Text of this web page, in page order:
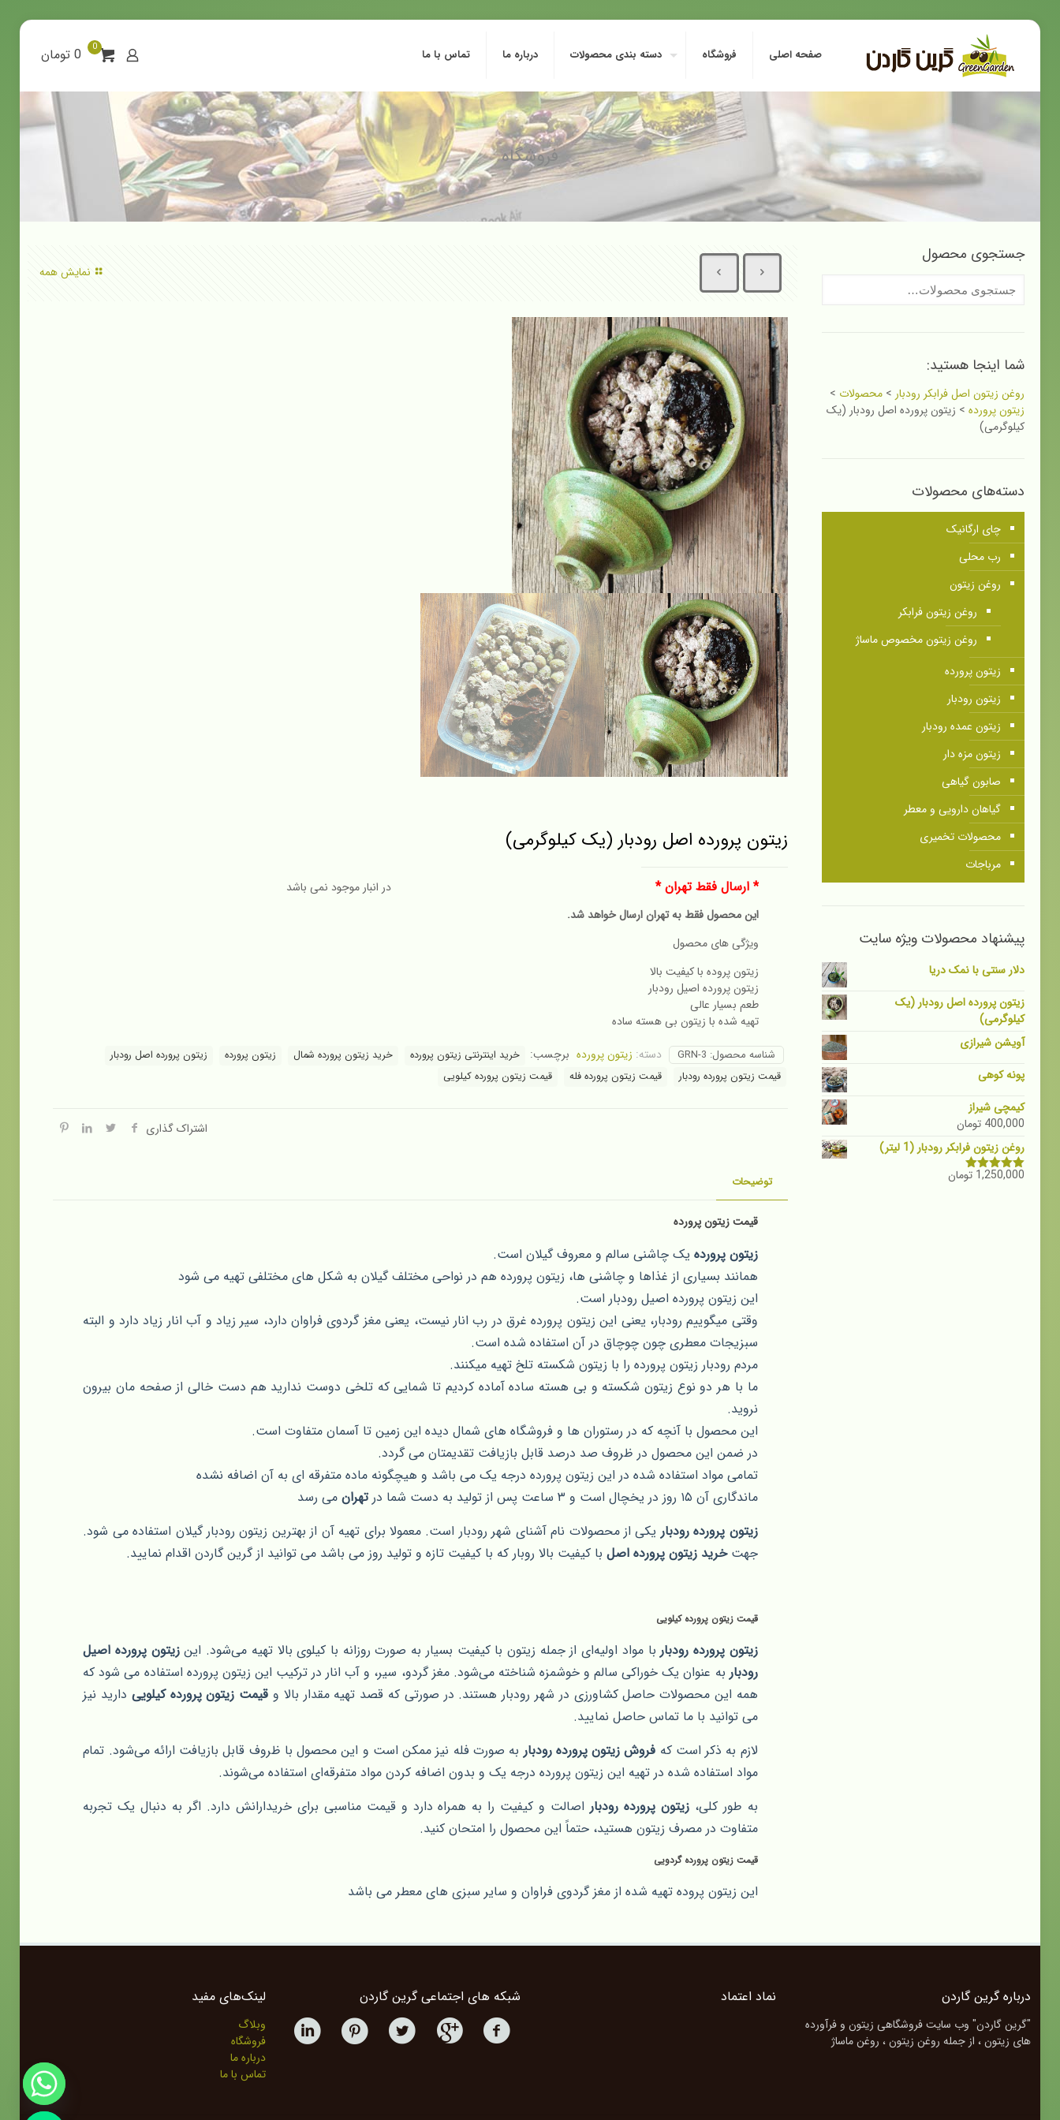
صفحه اصلی فروشگاه دسته بندی محصولات درباره ما تماس با ما 0 0 تومان
فروشگاه
نمایش همه
زیتون پرورده اصل رودبار (یک کیلوگرمی)
* ارسال فقط تهران *
این محصول فقط به تهران ارسال خواهد شد.
ویژگی های محصول
زیتون پروده با کیفیت بالا
زیتون پرورده اصیل رودبار
طعم بسیار عالی
تهیه شده با زیتون بی هسته ساده
در انبار موجود نمی باشد
شناسه محصول: GRN-3 دسته: زیتون پرورده برچسب: خرید اینترنتی زیتون پرورده خرید زیتون پرورده شمال زیتون پرورده
زیتون پرورده اصل رودبار
قیمت زیتون پرورده رودبار
قیمت زیتون پرورده فله قیمت زیتون پرورده کیلویی
اشتراک گذاری
توضیحات
قیمت زیتون پرورده
زیتون پرورده یک چاشنی سالم و معروف گیلان است.
همانند بسیاری از غذاها و چاشنی ها، زیتون پرورده هم در نواحی مختلف گیلان به شکل های مختلفی تهیه می شود
این زیتون پرورده اصیل رودبار است.
وقتی میگوییم رودبار، یعنی این زیتون پرورده غرق در رب انار نیست، یعنی مغز گردوی فراوان دارد، سیر زیاد و آب انار زیاد دارد و البته
سبزیجات معطری چون چوچاق در آن استفاده شده است.
مردم رودبار زیتون پرورده را با زیتون شکسته تلخ تهیه میکنند.
ما با هر دو نوع زیتون شکسته و بی هسته ساده آماده کردیم تا شمایی که تلخی دوست ندارید هم دست خالی از صفحه مان بیرون
نروید.
این محصول با آنچه که در رستوران ها و فروشگاه های شمال دیده این زمین تا آسمان متفاوت است.
در ضمن این محصول در ظروف صد درصد قابل بازیافت تقدیمتان می گردد.
تمامی مواد استفاده شده در این زیتون پرورده درجه یک می باشد و هیچگونه ماده متفرقه ای به آن اضافه نشده
ماندگاری آن ۱۵ روز در یخچال است و ۳ ساعت پس از تولید به دست شما در
تهران می رسد
زیتون پرورده رودباریکی از محصولات نام آشنای شهر رودبار است. معمولا برای تهیه آن از بهترین زیتون رودبار گیلان استفاده می شود.
جهت خرید زیتون پرورده اصل با کیفیت بالا روبار که با کیفیت تازه و تولید روز می باشد می توانید از گرین گاردن اقدام نمایید.
قیمت زیتون پرورده کیلویی
زیتون پرورده رودباربا مواد اولیه‌ای از جمله زیتون با کیفیت بسیار به صورت روزانه با کیلوی بالا تهیه می‌شود. اینزیتون پرورده اصیل
رودباربه عنوان یک خوراکی سالم و خوشمزه شناخته می‌شود. مغز گردو، سیر، و آب انار در ترکیب این زیتون پرورده استفاده می شود که
همه این محصولات حاصل کشاورزی در شهر رودبار هستند. در صورتی که قصد تهیه مقدار بالا و قیمت زیتون پرورده کیلویی دارید نیز
می توانید با ما تماس حاصل نمایید.
لازم به ذکر است که فروش زیتون پرورده رودباربه صورت فله نیز ممکن است و این محصول با ظروف قابل بازیافت ارائه می‌شود. تمام
مواد استفاده شده در تهیه این زیتون پرورده درجه یک و بدون اضافه کردن مواد متفرقه‌ای استفاده می‌شوند.
به طور کلی،زیتون پرورده رودباراصالت و کیفیت را به همراه دارد و قیمت مناسبی برای خریدارانش دارد. اگر به دنبال یک تجربه
متفاوت در مصرف زیتون هستید، حتماً این محصول را امتحان کنید.
قیمت زیتون پرورده گردویی
این زیتون پروده تهیه شده از مغز گردوی فراوان و سایر سبزی های معطر می باشد
جستجوی محصول
شما اینجا هستید:
روغن زیتون اصل فرابکر رودبار > محصولات >
زیتون پرورده > زیتون پرورده اصل رودبار (یک
کیلوگرمی)
دسته‌های محصولات
چای ارگانیک
رب محلی
روغن زیتون
روغن زیتون فرابکر
روغن زیتون مخصوص ماساژ
زیتون پرورده
زیتون رودبار
زیتون عمده رودبار
زیتون مزه دار
صابون گیاهی
گیاهان دارویی و معطر
محصولات تخمیری
مرباجات
پیشنهاد محصولات ویژه سایت
دلار سنتی با نمک دریا
زیتون پرورده اصل رودبار (یک
کیلوگرمی)
آویشن شیرازی
پونه کوهی
کیمچی شیراز
400,000 تومان
روغن زیتون فرابکر رودبار (1 لیتر)
نمره5.00
1,250,000 تومان
درباره گرین گاردن
"گرین گاردن" وب سایت فروشگاهی زیتون و فرآورده
های زیتون ، از جمله روغن زیتون ، روغن ماساژ
نماد اعتماد شبکه های اجتماعی گرین گاردن لینک‌های مفید
وبلاگ
فروشگاه
درباره ما
تماس با ما